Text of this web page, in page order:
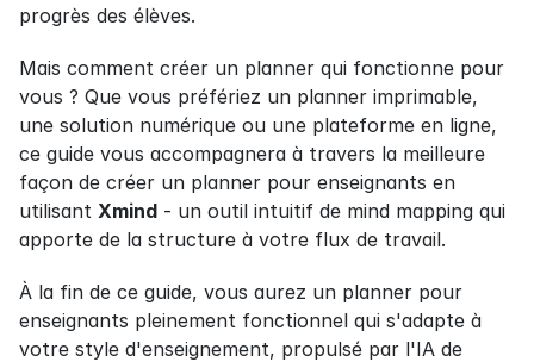
progrès des élèves.
Mais comment créer un planner qui fonctionne pour
vous ? Que vous préfériez un planner imprimable,
une solution numérique ou une plateforme en ligne,
ce guide vous accompagnera à travers la meilleure
façon de créer un planner pour enseignants en
utilisant Xmind - un outil intuitif de mind mapping qui
apporte de la structure à votre flux de travail.
À la fin de ce guide, vous aurez un planner pour
enseignants pleinement fonctionnel qui s'adapte à
votre style d'enseignement, propulsé par l'IA de